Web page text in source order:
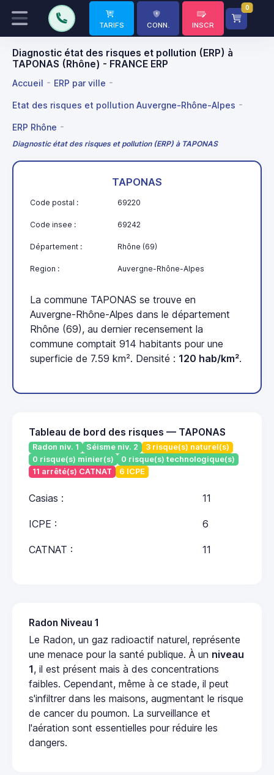
TARIFS CONN. INSCR
0
Diagnostic état des risques et pollution (ERP) à
TAPONAS (Rhône) - FRANCE ERP
Accueil ERP par ville
Etat des risques et pollution Auvergne-Rhône-Alpes
ERP Rhône
Diagnostic état des risques et pollution (ERP) à TAPONAS
TAPONAS
Code postal : 69220
Code insee : 69242
Département : Rhône (69)
Region : Auvergne-Rhône-Alpes
La commune TAPONAS se trouve en
Auvergne-Rhône-Alpes dans le département
Rhône (69), au dernier recensement la
commune comptait 914 habitants pour une
superficie de 7.59 km². Densité : 120 hab/km².
Tableau de bord des risques — TAPONAS
Radon niv. 1 Séisme niv. 2
3 risque(s) naturel(s)
0 risque(s) minier(s)
0 risque(s) technologique(s)
11 arrêté(s) CATNAT
6 ICPE
Casias : 11
ICPE : 6
CATNAT : 11
Radon Niveau 1
Le Radon, un gaz radioactif naturel, représente
une menace pour la santé publique. À un niveau
1, il est présent mais à des concentrations
faibles. Cependant, même à ce stade, il peut
s'infiltrer dans les maisons, augmentant le risque
de cancer du poumon. La surveillance et
l'aération sont essentielles pour réduire les
dangers.